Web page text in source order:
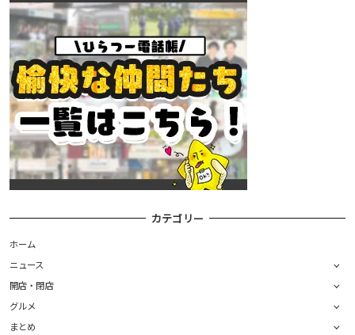
カテゴリー
ホーム
ニュース
開店・閉店
グルメ
まとめ